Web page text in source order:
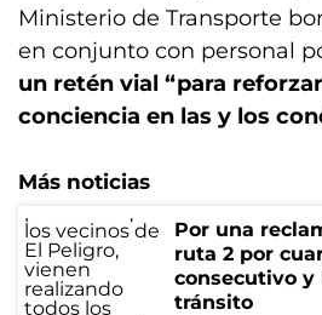
Ministerio de Transporte
en conjunto con personal
un retén vial “para
conciencia en las y los
Más noticias
Por una
ruta 2 por
consecutivo y
tránsito